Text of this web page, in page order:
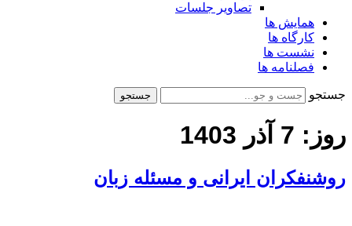
تصاویر جلسات
همایش ها
کارگاه ها
نشست ها
فصلنامه ها
جستجو جستجو
روز: 7 آذر 1403
روشنفکران ایرانی و مسئله زبان